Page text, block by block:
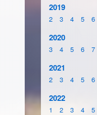
2019
2 3 4 5 6
2020
3 4 5 6 7
2021
2 3 4 5 6
2022
1 2 3 4 5